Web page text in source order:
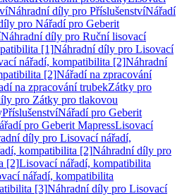
Náhradní díly pro PříslušenstvíNářadí
pro Nářadí pro Geberit
Náhradní díly pro Ruční lisovací
[1]Náhradní díly pro Lisovací
nářadí, kompatibilita [2]Náhradní
[2]Nářadí na zpracování
na zpracování trubekZátky pro
pro Zátky pro tlakovou
PříslušenstvíNářadí pro Geberit
pro Geberit MapressLisovací
díly pro Lisovací nářadí,
kompatibilita [2]Náhradní díly pro
[2]Lisovací nářadí, kompatibilita
nářadí, kompatibilita
[3]Náhradní díly pro Lisovací